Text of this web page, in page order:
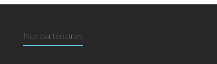
Nos partenaires